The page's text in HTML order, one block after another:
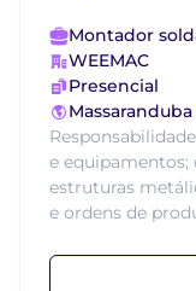
Montador
WEEMAC
Presencial
e equipamentos;
estruturas
e ordens de